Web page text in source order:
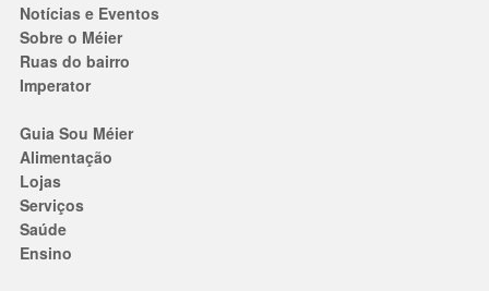
Notícias e Eventos
Sobre o Méier
Ruas do bairro
Imperator
Guia Sou Méier
Alimentação
Lojas
Serviços
Saúde
Ensino